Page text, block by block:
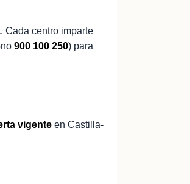
. Cada centro imparte
900 100 250) para
vigente en Castilla-